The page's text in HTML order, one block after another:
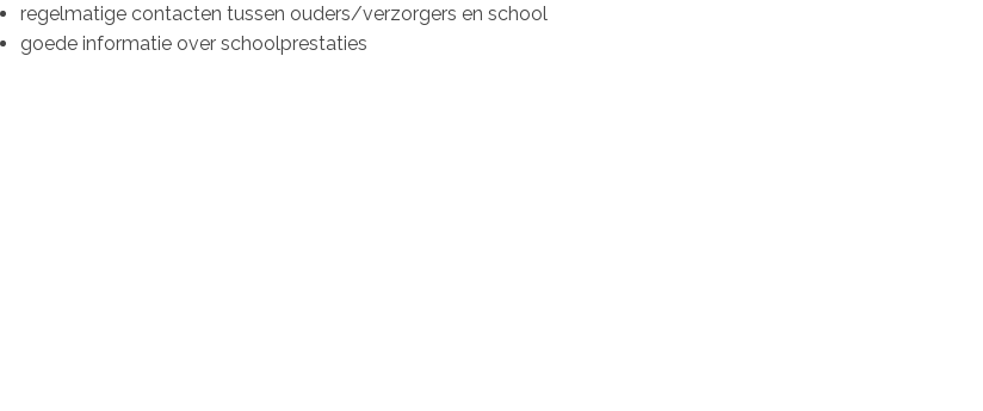
regelmatige contacten tussen ouders/verzorgers en school
goede informatie over schoolprestaties